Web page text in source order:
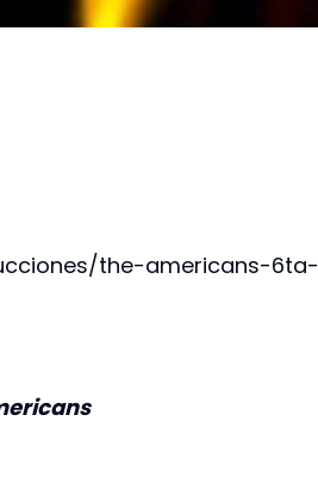
the-americans-6ta-